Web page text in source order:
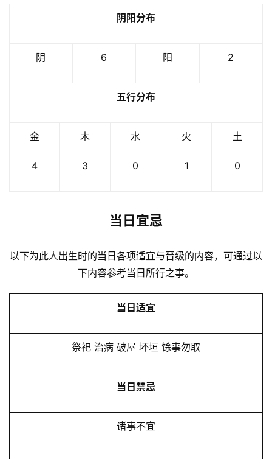
阴阳分布
阴 6 阳 2
五行分布
金
4
木
3
水
0
火
1
土
0
当日宜忌
以下为此人出生时的当日各项适宜与晋级的内容，可通过以
下内容参考当日所行之事。
当日适宜
祭祀 治病 破屋 坏垣 馀事勿取
当日禁忌
诸事不宜